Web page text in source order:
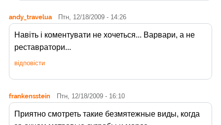
andy_travelua Птн, 12/18/2009 - 14:26
Навіть і коментувати не хочеться... Варвари, а не
реставратори...
відповісти
frankensstein Птн, 12/18/2009 - 16:10
Приятно смотреть такие безмятежные виды, когда